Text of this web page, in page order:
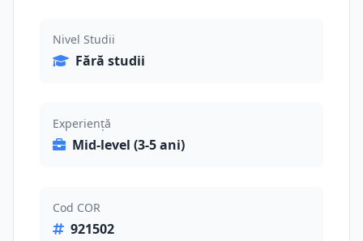
Nivel Studii
Fără studii
Experiență
Mid-level (3-5 ani)
Cod COR
921502